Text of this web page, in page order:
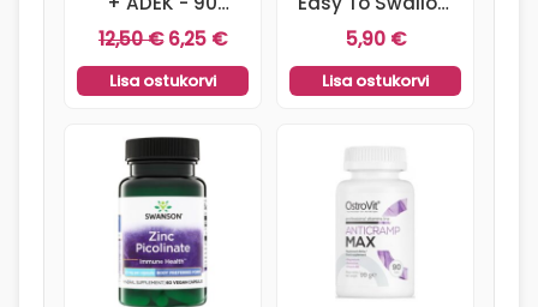
kapslit
12,50€ Algne
hind
12,50 €.
6,25 €Praegune
hind
Lisa ostukorvi
90 kapslit
5,90 €
Lisa ostukorvi